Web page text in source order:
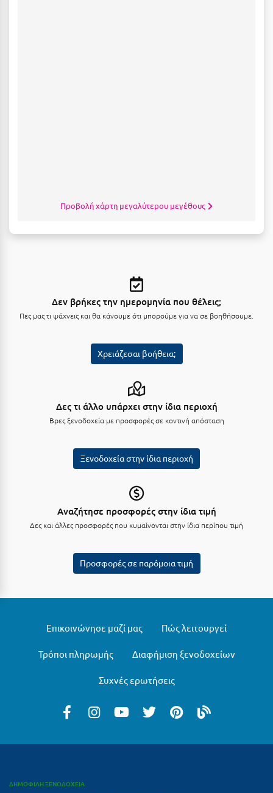
Σκόπελος
Τήνος
Τριζόνια Φωκίδος
Προβολή χάρτη μεγαλύτερου μεγέθους
Δεν βρήκες την ημερομηνία που θέλεις;
Πες μας τι ψάχνεις και θα κάνουμε ότι μπορούμε για να σε βοηθήσουμε.
Χρειάζεσαι βοήθεια;
Δες τι άλλο υπάρχει στην ίδια περιοχή
Βρες ξενοδοχεία με προσφορές σε κοντινή απόσταση
Ξενοδοχεία στην ίδια περιοχή
Αναζήτησε προσφορές στην ίδια τιμή
Δες και άλλες προσφορές που κυμαίνονται στην ίδια περίπου τιμή
Προσφορές σε παρόμοια τιμή
Επικοινώνησε μαζί μας Πώς λειτουργεί
Τρόποι πληρωμής Διαφήμιση ξενοδοχείων
Συχνές ερωτήσεις
ΔΗΜΟΦΙΛΗ ΞΕΝΟΔΟΧΕΙΑ